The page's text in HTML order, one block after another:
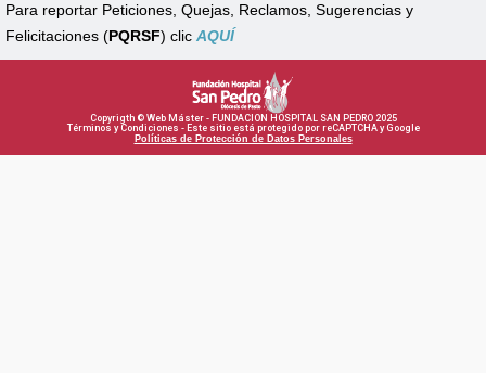
Para reportar Peticiones, Quejas, Reclamos, Sugerencias y
Felicitaciones (PQRSF) clic AQUÍ
Copyrigth © Web Máster - FUNDACION HOSPITAL SAN PEDRO 2025
Términos y Condiciones - Este sitio está protegido por reCAPTCHA y Google
Políticas de Protección de Datos Personales